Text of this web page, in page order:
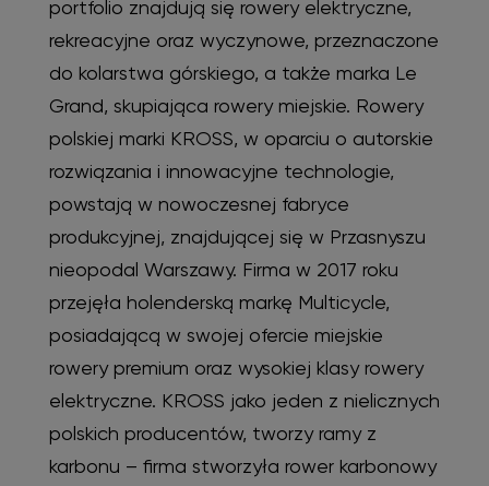
portfolio znajdują się rowery elektryczne,
rekreacyjne oraz wyczynowe, przeznaczone
do kolarstwa górskiego, a także marka Le
Grand, skupiająca rowery miejskie. Rowery
polskiej marki KROSS, w oparciu o autorskie
rozwiązania i innowacyjne technologie,
powstają w nowoczesnej fabryce
produkcyjnej, znajdującej się w Przasnyszu
nieopodal Warszawy. Firma w 2017 roku
przejęła holenderską markę Multicycle,
posiadającą w swojej ofercie miejskie
rowery premium oraz wysokiej klasy rowery
elektryczne. KROSS jako jeden z nielicznych
polskich producentów, tworzy ramy z
karbonu – firma stworzyła rower karbonowy